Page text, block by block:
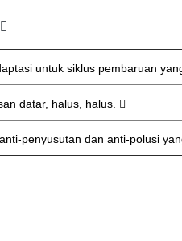
untuk siklus pembaruan
datar, halus, halus. 
penyusutan dan anti-polusi